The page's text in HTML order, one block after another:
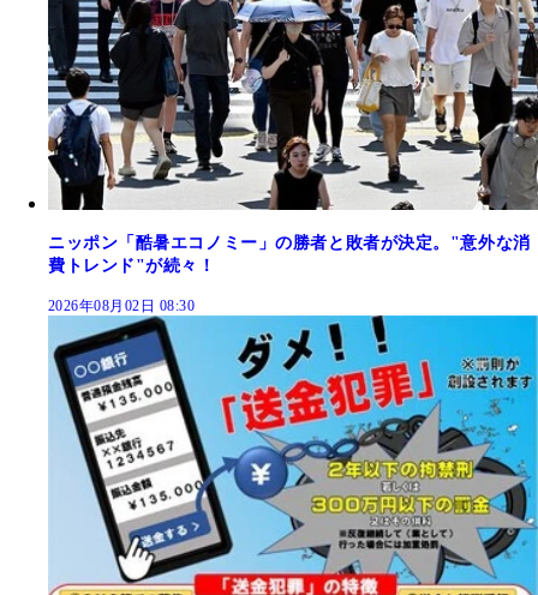
ニッポン「酷暑エコノミー」の勝者と敗者が決定。"意外な消
費トレンド"が続々！
2026年08月02日 08:30